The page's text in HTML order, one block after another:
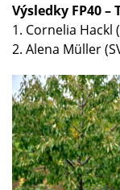
Výsledky FP40 –
1. Cornelia Hackl
2. Alena Müller